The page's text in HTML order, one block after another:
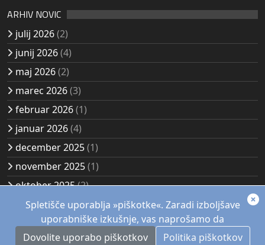
ARHIV NOVIC
julij 2026(2)
junij 2026(4)
maj 2026(2)
marec 2026(3)
februar 2026(1)
januar 2026(4)
december 2025(1)
november 2025(1)
oktober 2025(2)
avgust 2025(2)
Spletišče uporablja »piškotke«. Zaradi izboljšave
uporabniške izkušnje, vas naprošamo da
Dovolite uporabo piškotkov
Politika piškotkov